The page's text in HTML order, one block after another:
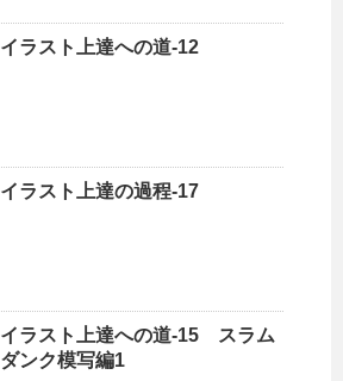
イラスト上達への道-12
イラスト上達の過程-17
イラスト上達への道-15 スラム
ダンク模写編1